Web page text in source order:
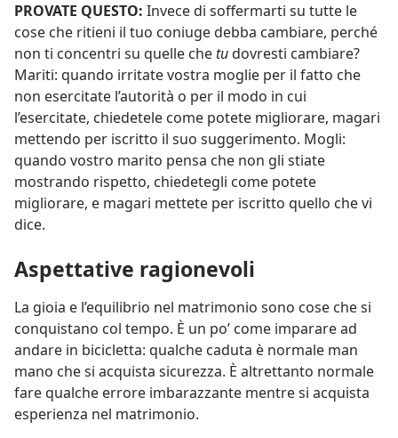
PROVATE QUESTO: Invece di soffermarti su tutte le
cose che ritieni il tuo coniuge debba cambiare, perché
non ti concentri su quelle che tudovresti cambiare?
Mariti: quando irritate vostra moglie per il fatto che
non esercitate l’autorità o per il modo in cui
l’esercitate, chiedetele come potete migliorare, magari
mettendo per iscritto il suo suggerimento. Mogli:
quando vostro marito pensa che non gli stiate
mostrando rispetto, chiedetegli come potete
migliorare, e magari mettete per iscritto quello che vi
dice.
Aspettative ragionevoli
La gioia e l’equilibrio nel matrimonio sono cose che si
conquistano col tempo. È un po’ come imparare ad
andare in bicicletta: qualche caduta è normale man
mano che si acquista sicurezza. È altrettanto normale
fare qualche errore imbarazzante mentre si acquista
esperienza nel matrimonio.